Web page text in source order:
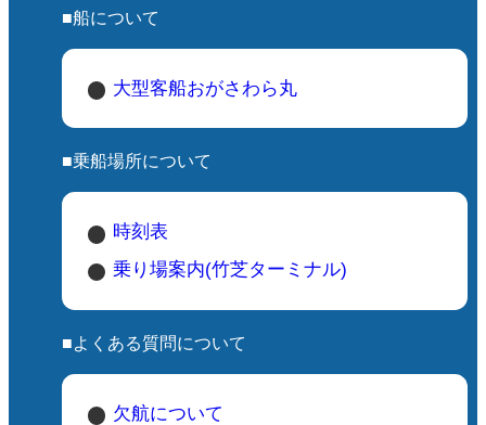
■船について
大型客船おがさわら丸
■乗船場所について
時刻表
乗り場案内(竹芝ターミナル)
■よくある質問について
欠航について